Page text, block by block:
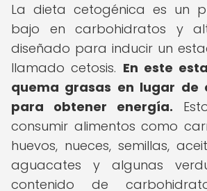
La dieta cetogénica es un
bajo en carbohidratos y
diseñado para inducir un
llamado cetosis. En este
quema grasas en lugar de
para obtener energía.
consumir alimentos como
huevos, nueces, semillas,
aguacates y algunas
contenido de